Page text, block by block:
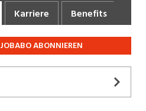
Karriere Benefits
ABONNIEREN